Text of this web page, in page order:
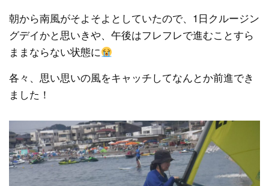
朝から南風がそよそよとしていたので、1日クルージン
グデイかと思いきや、午後はフレフレで進むことすら
ままならない状態に
各々、思い思いの風をキャッチしてなんとか前進でき
ました！